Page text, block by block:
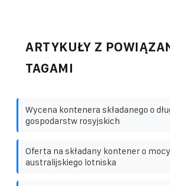
ARTYKUŁY Z
TAGAMI
Wycena kontenera składanego o
gospodarstw rosyjskich
Oferta na składany kontener o
australijskiego lotniska